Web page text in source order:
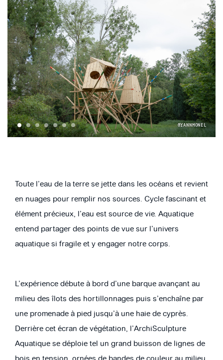
©YANNMONEL
1 2 3 4 5 6 7
Toute l’eau de la terre se jette dans les océans et revient
en nuages pour remplir nos sources. Cycle fascinant et
élément précieux, l’eau est source de vie. Aquatique
entend partager des points de vue sur l’univers
aquatique si fragile et y engager notre corps.
L’expérience débute à bord d’une barque avançant au
milieu des îlots des hortillonnages puis s’enchaîne par
une promenade à pied jusqu’à une haie de cyprès.
Derrière cet écran de végétation, l’ArchiSculpture
Aquatique se déploie tel un grand buisson de lignes de